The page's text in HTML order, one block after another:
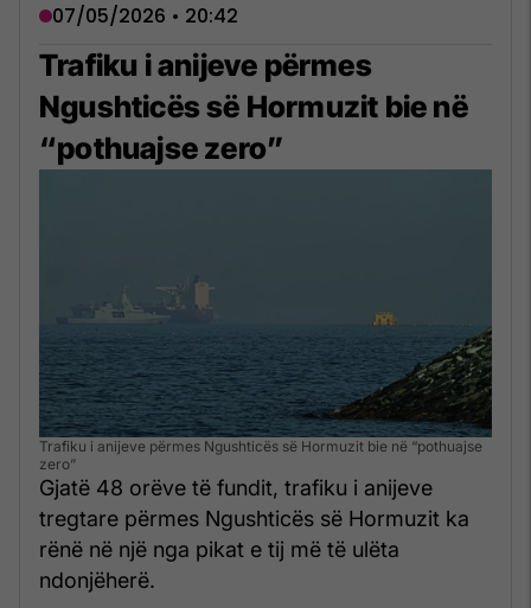
07/05/2026 • 20:42
Trafiku i anijeve përmes
Ngushticës së Hormuzit bie në
“pothuajse zero”
Trafiku i anijeve përmes Ngushticës së Hormuzit bie në “pothuajse
zero”
Gjatë 48 orëve të fundit, trafiku i anijeve
tregtare përmes Ngushticës së Hormuzit ka
rënë në një nga pikat e tij më të ulëta
ndonjëherë.